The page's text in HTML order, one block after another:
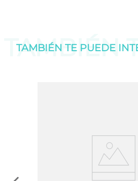
TAMBIÉN
TAMBIÉN TE PUEDE